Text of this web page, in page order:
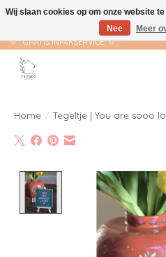
☆ GRATIS VERZENDING VANAF €75 ☆
☆ GRATIS INPAKSERVICE ☆
Home / Tegeltje | You are sooo
Product image
Wij slaan cookies op om onze website
Nee
Meer